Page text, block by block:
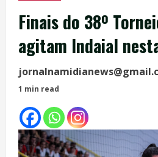
Finais do 38º
agitam Indaial
1 min read